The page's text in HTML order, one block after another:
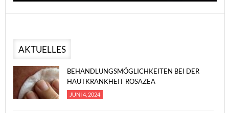
AKTUELLES
BEHANDLUNGSMÖGLICHKEITEN BEI DER
HAUTKRANKHEIT ROSAZEA
JUNI 4, 2024